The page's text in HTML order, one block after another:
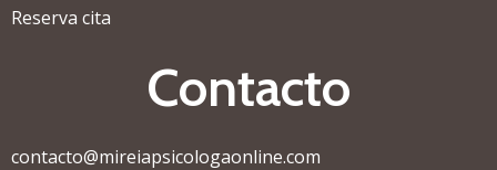
Reserva cita
Contacto
contacto@mireiapsicologaonline.com